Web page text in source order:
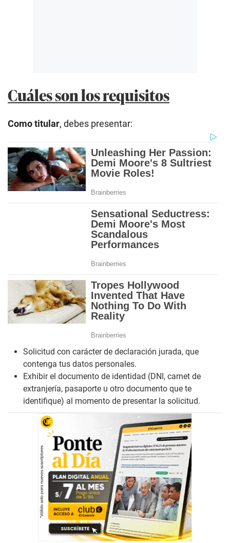
Cuáles son los requisitos
Como titular, debes presentar:
Solicitud con carácter de declaración jurada, que
contenga tus datos personales.
Exhibir el documento de identidad (DNI, carnet de
extranjería, pasaporte u otro documento que te
identifique) al momento de presentar la solicitud.